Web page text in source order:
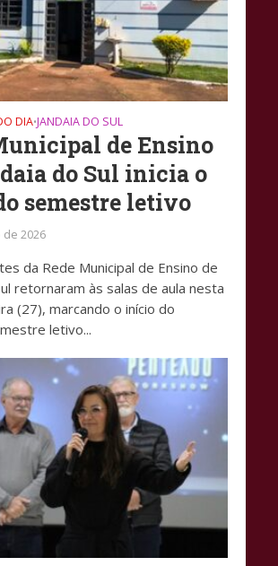
DIA•JANDAIA DO SUL
de Ensino
do Sul inicia o
semestre letivo
2026
da Rede Municipal de Ensino de
retornaram às salas de aula nesta
(27), marcando o início do
letivo...